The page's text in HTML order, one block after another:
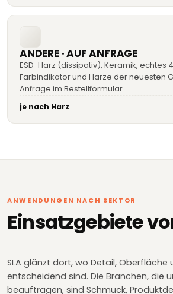
ANDERE · AUF ANFRAGE
ESD-Harz (dissipativ), Keramik, echtes
Farbindikator und Harze der neuesten
Anfrage im Bestellformular.
je nach Harz
ANWENDUNGEN NACH SEKTOR
Einsatzgebiete
SLA glänzt dort, wo Detail, Oberfläche
entscheidend sind. Die Branchen, die
beauftragen, sind Schmuck,